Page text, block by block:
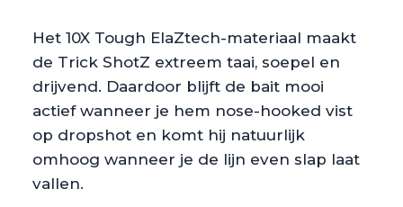
Het 10X Tough ElaZtech-materiaal maakt
de Trick ShotZ extreem taai, soepel en
drijvend. Daardoor blijft de bait mooi
actief wanneer je hem nose-hooked vist
op dropshot en komt hij natuurlijk
omhoog wanneer je de lijn even slap laat
vallen.